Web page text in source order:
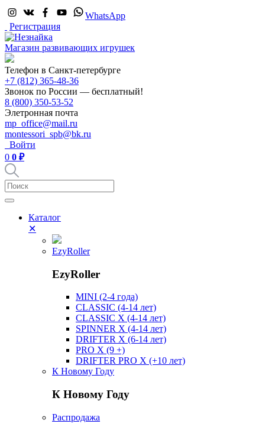
WhatsApp
Регистрация
Магазин развивающих игрушек
Телефон в Санкт-петербурге
+7 (812) 365-48-36
Звонок по России — бесплатный!
8 (800) 350-53-52
Элетронная почта
mp_office@mail.ru
montessori_spb@bk.ru
Войти
0 0 ₽
Каталог
✕
EzyRoller
EzyRoller
MINI (2-4 года)
CLASSIC (4-14 лет)
CLASSIC X (4-14 лет)
SPINNER X (4-14 лет)
DRIFTER X (6-14 лет)
PRO X (9 +)
DRIFTER PRO X (+10 лет)
К Новому Году
К Новому Году
Распродажа